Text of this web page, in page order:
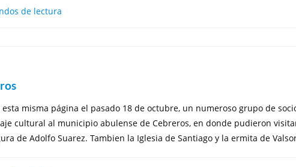
de lectura
misma página el pasado 18 de octubre, un numeroso grupo de
cultural al municipio abulense de Cebreros, en donde pudieron
de Adolfo Suarez. Tambien la Iglesia de Santiago y la ermita de